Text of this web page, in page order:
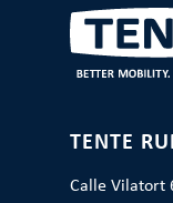
TENTE
Calle Vilatort